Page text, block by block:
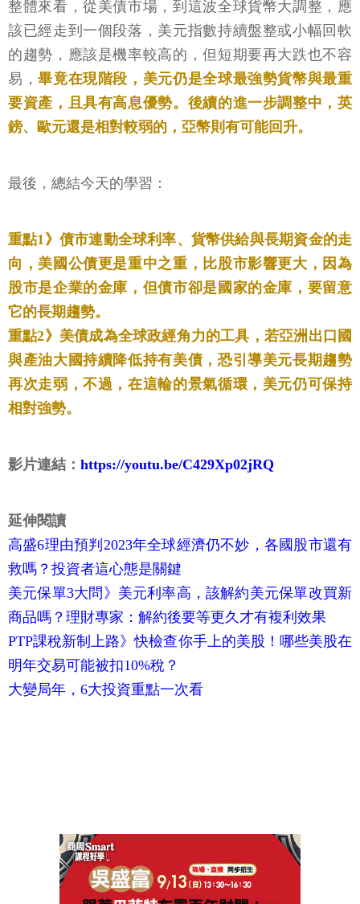
整體來看，從美債市場，到這波全球貨幣大調整，應
該已經走到一個段落，美元指數持續盤整或小幅回軟
的趨勢，應該是機率較高的，但短期要再大跌也不容
易，畢竟在現階段，美元仍是全球最強勢貨幣與最重
要資產，且具有高息優勢。後續的進一步調整中，英
鎊、歐元還是相對較弱的，亞幣則有可能回升。
最後，總結今天的學習：
重點1》債市連動全球利率、貨幣供給與長期資金的走
向，美國公債更是重中之重，比股市影響更大，因為
股市是企業的金庫，但債市卻是國家的金庫，要留意
它的長期趨勢。
重點2》美債成為全球政經角力的工具，若亞洲出口國
與產油大國持續降低持有美債，恐引導美元長期趨勢
再次走弱，不過，在這輪的景氣循環，美元仍可保持
相對強勢。
影片連結： https://youtu.be/C429Xp02jRQ
延伸閱讀
高盛6理由預判2023年全球經濟仍不妙，各國股市還有
救嗎？投資者這心態是關鍵
美元保單3大問》美元利率高，該解約美元保單改買新
商品嗎？理財專家：解約後要等更久才有複利效果
PTP課稅新制上路》快檢查你手上的美股！哪些美股在
明年交易可能被扣10%稅？
大變局年，6大投資重點一次看